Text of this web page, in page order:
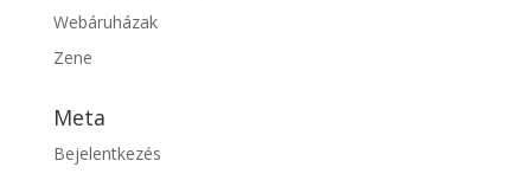
Webáruházak
Zene
Meta
Bejelentkezés